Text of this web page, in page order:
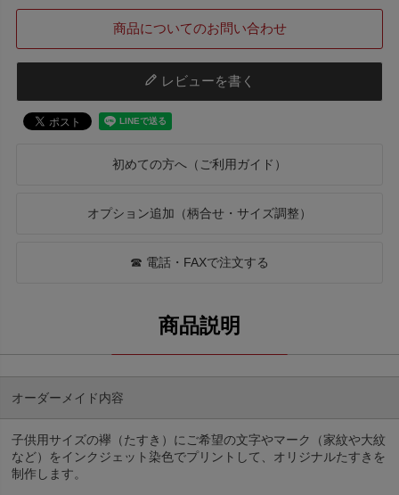
商品についてのお問い合わせ
レビューを書く
初めての方へ（ご利用ガイド）
オプション追加（柄合せ・サイズ調整）
☎ 電話・FAXで注文する
オーダーメイド内容
子供用サイズの襷（たすき）にご希望の文字やマーク（家紋や大紋
など）をインクジェット染色でプリントして、オリジナルたすきを
制作します。